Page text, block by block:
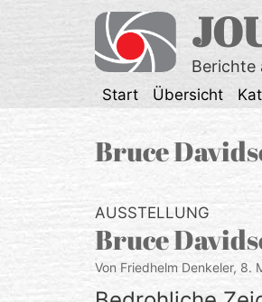
Berichte
Start Übersicht
Bruce
AUSSTELLUNG
Bruce
Von Friedhelm Denkeler, 8.